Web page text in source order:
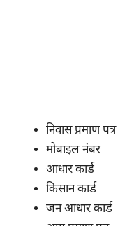
निवास प्रमाण पत्र
मोबाइल नंबर
आधार कार्ड
किसान कार्ड
जन आधार कार्ड